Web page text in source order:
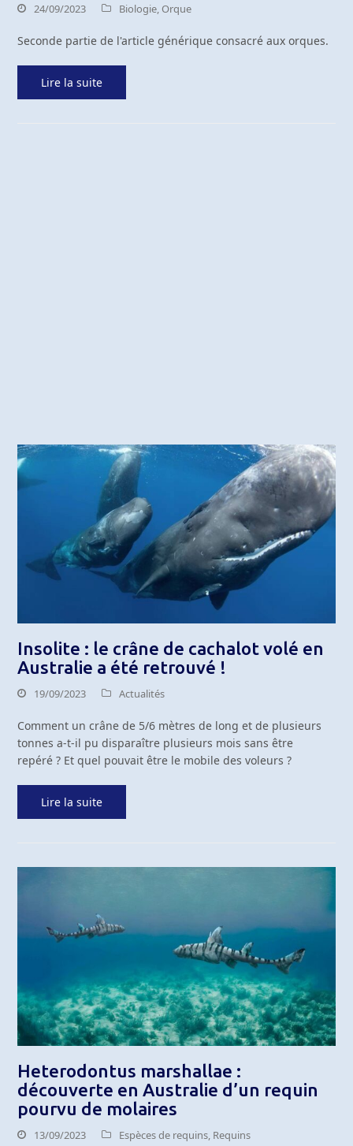
24/09/2023 Biologie,Orque
Seconde partie de l'article générique consacré aux orques.
Lire la suite
Insolite : le crâne de cachalot volé en
Australie a été retrouvé !
19/09/2023 Actualités
Comment un crâne de 5/6 mètres de long et de plusieurs
tonnes a-t-il pu disparaître plusieurs mois sans être
repéré ? Et quel pouvait être le mobile des voleurs ?
Lire la suite
Heterodontus marshallae :
découverte en Australie d’un requin
pourvu de molaires
13/09/2023 Espèces de requins, Requins